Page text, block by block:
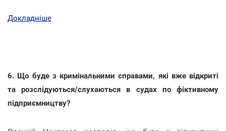
Докладніше
6. Що буде з кримінальними справами, які вже відкриті
та розслідуються/слухаються в судах по фіктивному
підприємництву?